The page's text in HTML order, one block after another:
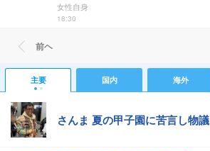
女性自身
18:30
前ヘ
主要 国内 海外
さんま 夏の甲子園に苦言し物議